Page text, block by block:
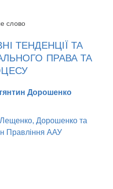
слово
ТЕНДЕНЦІЇ ТА
ПРАВА ТА
Дорошенко
Дорошенко та
Правління ААУ